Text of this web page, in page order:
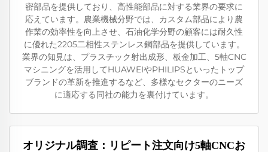
密部品を提供しており、高性能部品に対する業界の要求に
応えています。農業機械分野では、カスタム部品により農
作業の効率性を向上させ、石油化学分野の顧客には耐久性
に優れた2205二相性ステンレス鋼部品を提供しています。
業界の知見は、プラスチック射出成形、板金加工、5軸CNC
マシニングを活用してHUAWEIやPHILIPSといったトップ
ブランドの革新を推進するなど、多様なセクターのニーズ
に適応する同社の能力を裏付けています。
オリジナル調査：リピート注文向け5軸CNCお